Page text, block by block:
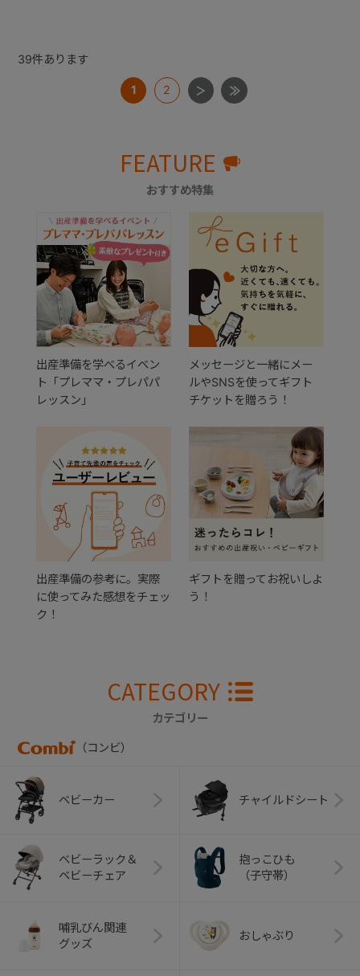
39件あります
1 2
FEATURE
おすすめ特集
出産準備を学べるイベン
ト「プレママ・プレパパ
レッスン」
メッセージと一緒にメー
ルやSNSを使ってギフト
チケットを贈ろう！
出産準備の参考に。実際
に使ってみた感想をチェッ
ク！
ギフトを贈ってお祝いしよ
う！
CATEGORY
カテゴリー
（コンビ）
ベビーカー チャイルドシート
ベビーラック＆
ベビーチェア
抱っこひも
（子守帯）
哺乳びん関連
グッズ
おしゃぶり